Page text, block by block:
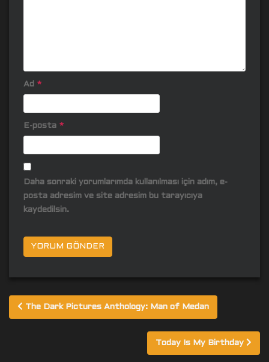
Ad *
E-posta *
Daha sonraki yorumlarımda kullanılması için adım, e-
posta adresim ve site adresim bu tarayıcıya
kaydedilsin.
Yazı
gezinmesi
The Dark Pictures Anthology: Man of Medan
Today Is My Birthday